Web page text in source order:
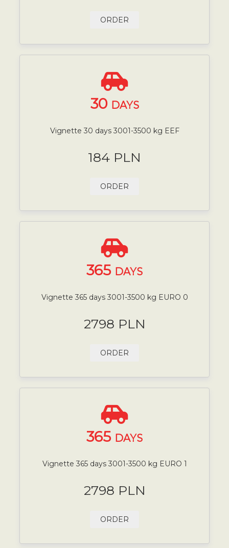
ORDER
30 DAYS
Vignette 30 days 3001-3500 kg EEF
184 PLN
ORDER
365 DAYS
Vignette 365 days 3001-3500 kg EURO 0
2798 PLN
ORDER
365 DAYS
Vignette 365 days 3001-3500 kg EURO 1
2798 PLN
ORDER